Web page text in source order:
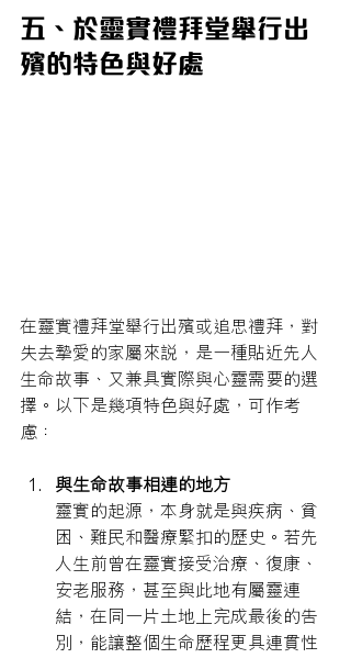
五、於靈實禮拜堂舉行出
殯的特色與好處
在靈實禮拜堂舉行出殯或追思禮拜，對
失去摯愛的家屬來說，是一種貼近先人
生命故事、又兼具實際與心靈需要的選
擇。以下是幾項特色與好處，可作考
慮：
與生命故事相連的地方
靈實的起源，本身就是與疾病、貧
困、難民和醫療緊扣的歷史。若先
人生前曾在靈實接受治療、復康、
安老服務，甚至與此地有屬靈連
結，在同一片土地上完成最後的告
別，能讓整個生命歷程更具連貫性